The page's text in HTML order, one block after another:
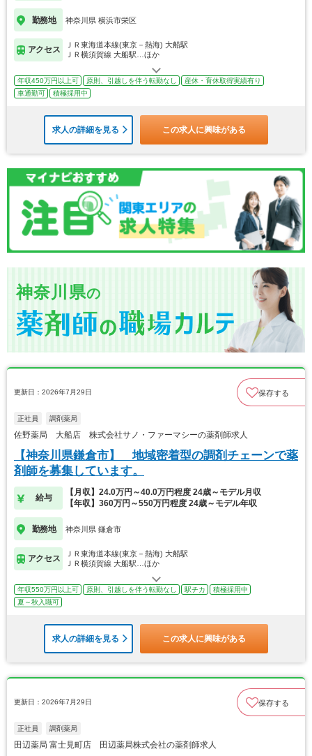
勤務地 神奈川県 横浜市栄区
アクセス
ＪＲ東海道本線(東京－熱海) 大船駅
ＪＲ横須賀線 大船駅…ほか
年収450万円以上可 原則、引越しを伴う転勤なし
産休・育休取得実績有り
車通勤可
積極採用中
求人の詳細を見る この求人に興味がある
神奈川県の
更新日：2026年7月29日 保存する
正社員 調剤薬局
佐野薬局 大船店 株式会社サノ・ファーマシーの薬剤師求人
【神奈川県鎌倉市】 地域密着型の調剤チェーンで薬
剤師を募集しています。
給与
【月収】24.0万円～40.0万円程度 24歳～モデル月収
【年収】360万円～550万円程度 24歳～モデル年収
勤務地 神奈川県 鎌倉市
アクセス
ＪＲ東海道本線(東京－熱海) 大船駅
ＪＲ横須賀線 大船駅…ほか
年収550万円以上可 原則、引越しを伴う転勤なし 駅チカ
積極採用中
夏～秋入職可
求人の詳細を見る この求人に興味がある
更新日：2026年7月29日 保存する
正社員 調剤薬局
田辺薬局 富士見町店 田辺薬局株式会社の薬剤師求人